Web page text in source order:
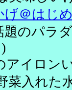
げ＠はじ
題のパラ
アイロン
菜入れた